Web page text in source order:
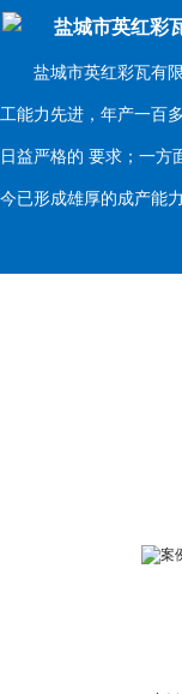
盐城市英红彩
盐城市英红彩瓦有限
工能力先进，年产一百
日益严格的 要求；一
今已形成雄厚的成产能